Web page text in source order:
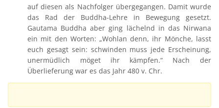
auf diesen als Nachfolger übergegangen. Damit wurde
das Rad der Buddha-Lehre in Bewegung gesetzt.
Gautama Buddha aber ging lächelnd in das Nirwana
ein mit den Worten: „Wohlan denn, ihr Mönche, lasst
euch gesagt sein: schwinden muss jede Erscheinung,
unermüdlich möget ihr kämpfen.“ Nach der
Überlieferung war es das Jahr 480 v. Chr.